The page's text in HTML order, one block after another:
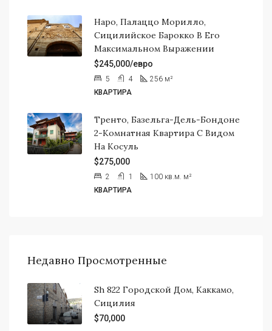
Наро, Палаццо Морилло,
Сицилийское Барокко В Его
Максимальном Выражении
$245,000/евро
5 4 256 м²
КВАРТИРА
Тренто, Базельга-Дель-Бондоне
2-Комнатная Квартира С Видом
На Косуль
$275,000
2 1 100 кв.м. м²
КВАРТИРА
Недавно Просмотренные
Sh 822 Городской Дом, Каккамо,
Сицилия
$70,000